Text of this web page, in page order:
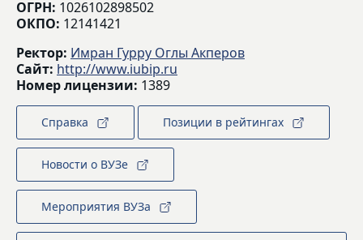
ОГРН: 1026102898502
ОКПО: 12141421
Ректор: Имран Гурру Оглы Акперов
Сайт: http://www.iubip.ru
Номер лицензии: 1389
Справка Позиции в рейтингах
Новости о ВУЗе
Мероприятия ВУЗа